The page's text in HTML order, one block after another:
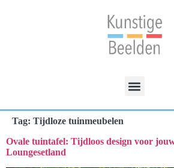
Tag: Tijdloze tuinmeubelen
Ovale tuintafel: Tijdloos design voor
Loungesetland